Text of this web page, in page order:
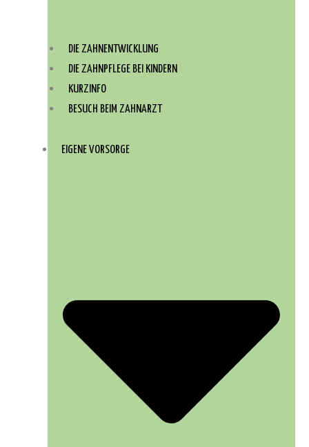
DIE ZAHNENTWICKLUNG
DIE ZAHNPFLEGE BEI KINDERN
KURZINFO
BESUCH BEIM ZAHNARZT
EIGENE VORSORGE